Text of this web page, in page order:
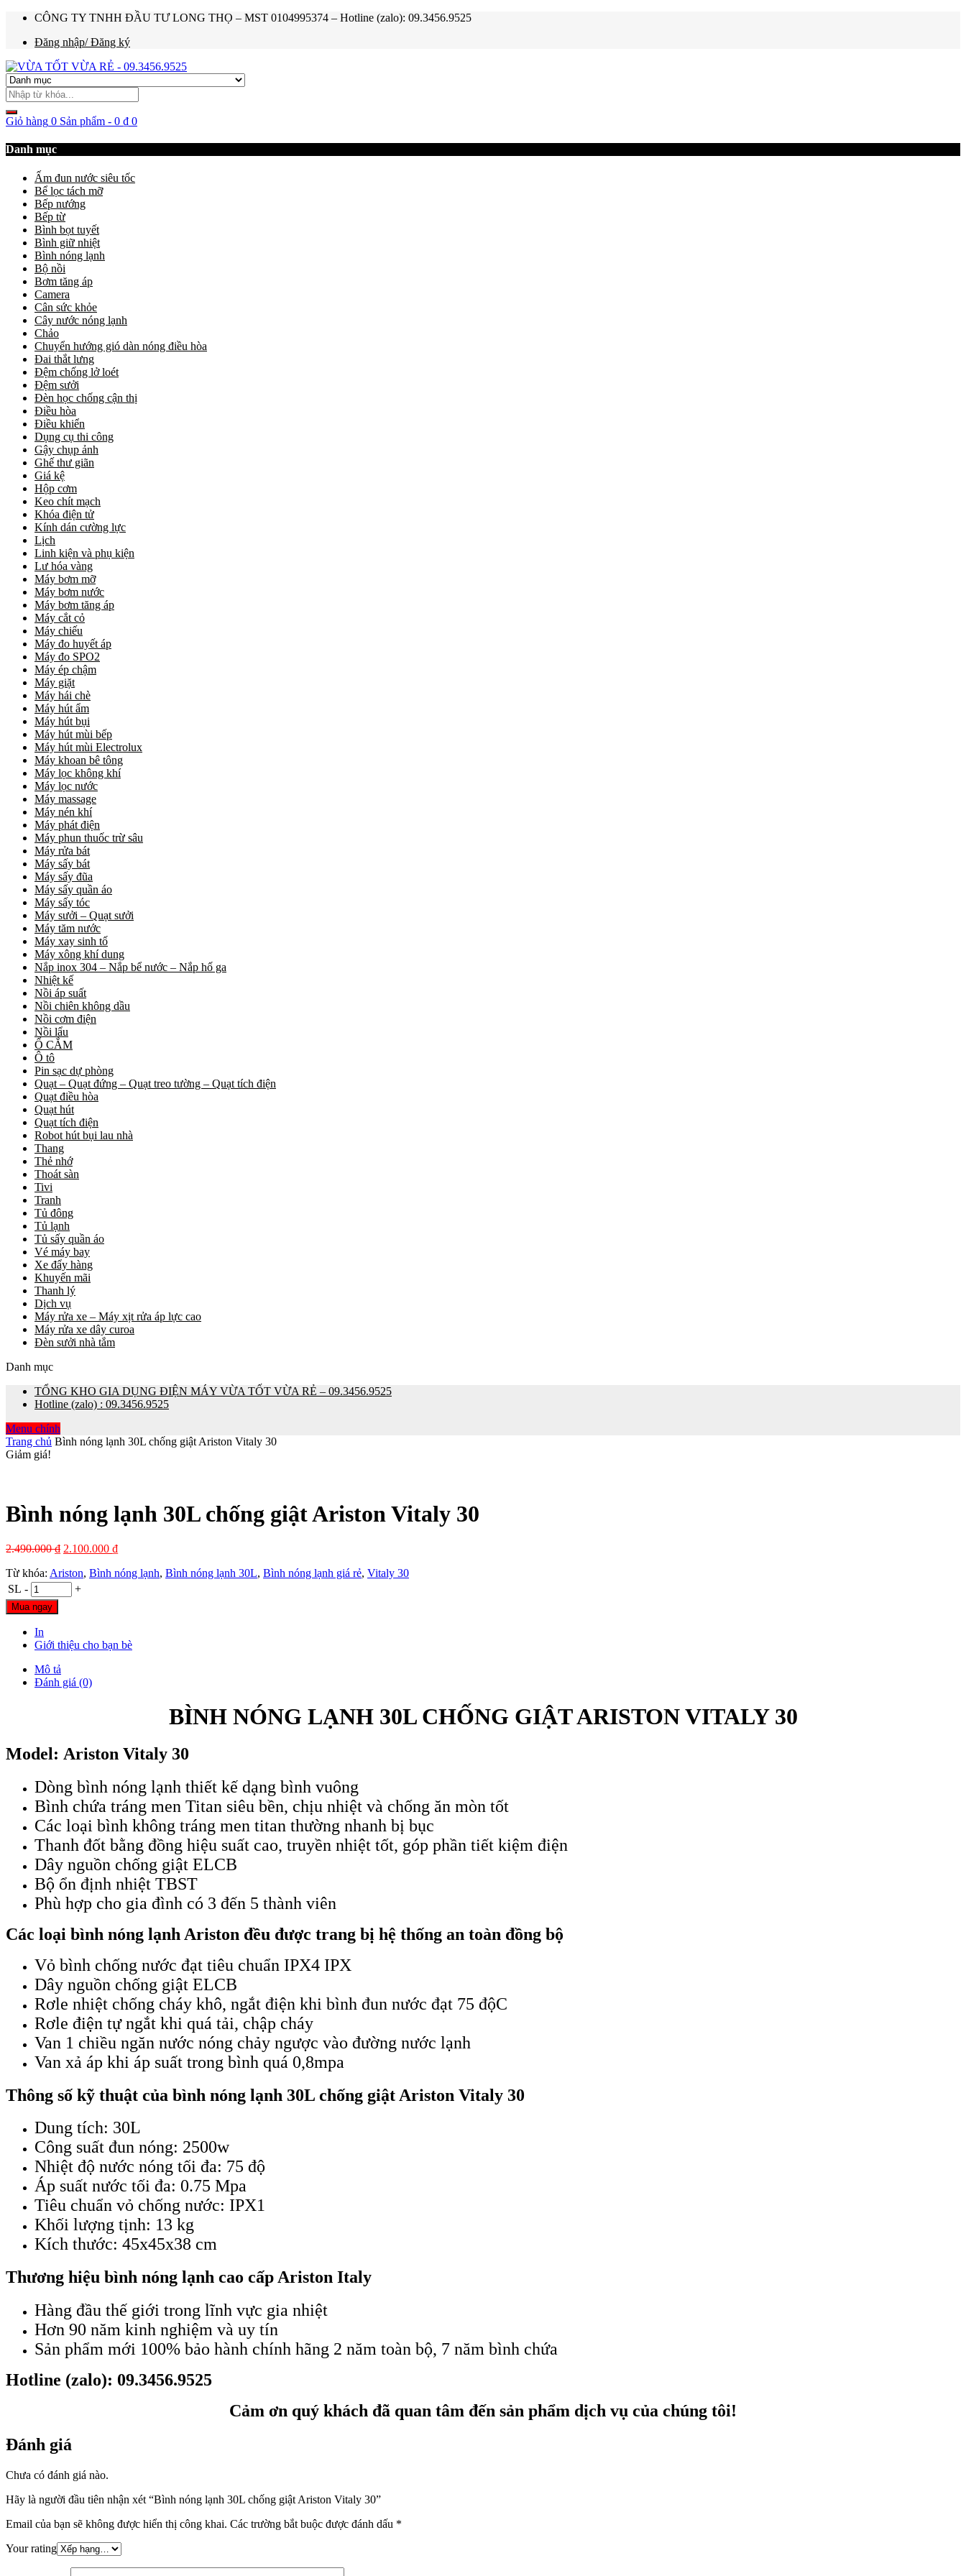
CÔNG TY TNHH ĐẦU TƯ LONG THỌ – MST 0104995374 – Hotline (zalo): 09.3456.9525
Đăng nhập/ Đăng ký
Giỏ hàng 0 Sản phẩm - 0 ₫ 0
Danh mục
Ấm đun nước siêu tốc
Bể lọc tách mỡ
Bếp nướng
Bếp từ
Bình bọt tuyết
Bình giữ nhiệt
Bình nóng lạnh
Bộ nồi
Bơm tăng áp
Camera
Cân sức khỏe
Cây nước nóng lạnh
Chảo
Chuyển hướng gió dàn nóng điều hòa
Đai thắt lưng
Đệm chống lở loét
Đệm sưởi
Đèn học chống cận thị
Điều hòa
Điều khiển
Dụng cụ thi công
Gậy chụp ảnh
Ghế thư giãn
Giá kệ
Hộp cơm
Keo chít mạch
Khóa điện tử
Kính dán cường lực
Lịch
Linh kiện và phụ kiện
Lư hóa vàng
Máy bơm mỡ
Máy bơm nước
Máy bơm tăng áp
Máy cắt cỏ
Máy chiếu
Máy đo huyết áp
Máy đo SPO2
Máy ép chậm
Máy giặt
Máy hái chè
Máy hút ẩm
Máy hút bụi
Máy hút mùi bếp
Máy hút mùi Electrolux
Máy khoan bê tông
Máy lọc không khí
Máy lọc nước
Máy massage
Máy nén khí
Máy phát điện
Máy phun thuốc trừ sâu
Máy rửa bát
Máy sấy bát
Máy sấy đũa
Máy sấy quần áo
Máy sấy tóc
Máy sưởi – Quạt sưởi
Máy tăm nước
Máy xay sinh tố
Máy xông khí dung
Nắp inox 304 – Nắp bể nước – Nắp hố ga
Nhiệt kế
Nồi áp suất
Nồi chiên không dầu
Nồi cơm điện
Nồi lẩu
Ổ CẮM
Ô tô
Pin sạc dự phòng
Quạt – Quạt đứng – Quạt treo tường – Quạt tích điện
Quạt điều hòa
Quạt hút
Quạt tích điện
Robot hút bụi lau nhà
Thang
Thẻ nhớ
Thoát sàn
Tivi
Tranh
Tủ đông
Tủ lạnh
Tủ sấy quần áo
Vé máy bay
Xe đẩy hàng
Khuyến mãi
Thanh lý
Dịch vụ
Máy rửa xe – Máy xịt rửa áp lực cao
Máy rửa xe dây curoa
Đèn sưởi nhà tắm
Danh mục
TỔNG KHO GIA DỤNG ĐIỆN MÁY VỪA TỐT VỪA RẺ – 09.3456.9525
Hotline (zalo) : 09.3456.9525
Menu chính
Trang chủ Bình nóng lạnh 30L chống giật Ariston Vitaly 30
Giảm giá!
Bình nóng lạnh 30L chống giật Ariston Vitaly 30
2.490.000₫ 2.100.000 ₫
Từ khóa: Ariston, Bình nóng lạnh, Bình nóng lạnh 30L, Bình nóng lạnh giá rẻ, Vitaly 30
SL - +
Mua ngay
In
Giới thiệu cho bạn bè
Mô tả
Đánh giá (0)
BÌNH NÓNG LẠNH 30L CHỐNG GIẬT ARISTON VITALY 30
Model: Ariston Vitaly 30
Dòng bình nóng lạnh thiết kế dạng bình vuông
Bình chứa tráng men Titan siêu bền, chịu nhiệt và chống ăn mòn tốt
Các loại bình không tráng men titan thường nhanh bị bục
Thanh đốt bằng đồng hiệu suất cao, truyền nhiệt tốt, góp phần tiết kiệm điện
Dây nguồn chống giật ELCB
Bộ ổn định nhiệt TBST
Phù hợp cho gia đình có 3 đến 5 thành viên
Các loại bình nóng lạnh Ariston đều được trang bị hệ thống an toàn đồng bộ
Vỏ bình chống nước đạt tiêu chuẩn IPX4 IPX
Dây nguồn chống giật ELCB
Rơle nhiệt chống cháy khô, ngắt điện khi bình đun nước đạt 75 độC
Rơle điện tự ngắt khi quá tải, chập cháy
Van 1 chiều ngăn nước nóng chảy ngược vào đường nước lạnh
Van xả áp khi áp suất trong bình quá 0,8mpa
Thông số kỹ thuật của bình nóng lạnh 30L chống giật Ariston Vitaly 30
Dung tích: 30L
Công suất đun nóng: 2500w
Nhiệt độ nước nóng tối đa: 75 độ
Áp suất nước tối đa: 0.75 Mpa
Tiêu chuẩn vỏ chống nước: IPX1
Khối lượng tịnh: 13 kg
Kích thước: 45x45x38 cm
Thương hiệu bình nóng lạnh cao cấp Ariston Italy
Hàng đầu thế giới trong lĩnh vực gia nhiệt
Hơn 90 năm kinh nghiệm và uy tín
Sản phẩm mới 100% bảo hành chính hãng 2 năm toàn bộ, 7 năm bình chứa
Hotline (zalo): 09.3456.9525
Cảm ơn quý khách đã quan tâm đến sản phẩm dịch vụ của chúng tôi!
Đánh giá
Chưa có đánh giá nào.
Hãy là người đầu tiên nhận xét “Bình nóng lạnh 30L chống giật Ariston Vitaly 30”
Email của bạn sẽ không được hiển thị công khai. Các trường bắt buộc được đánh dấu *
Your rating